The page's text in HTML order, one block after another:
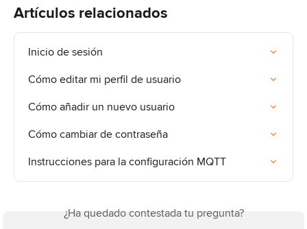
Artículos relacionados
Inicio de sesión
Cómo editar mi perfil de usuario
Cómo añadir un nuevo usuario
Cómo cambiar de contraseña
Instrucciones para la configuración MQTT
¿Ha quedado contestada tu pregunta?